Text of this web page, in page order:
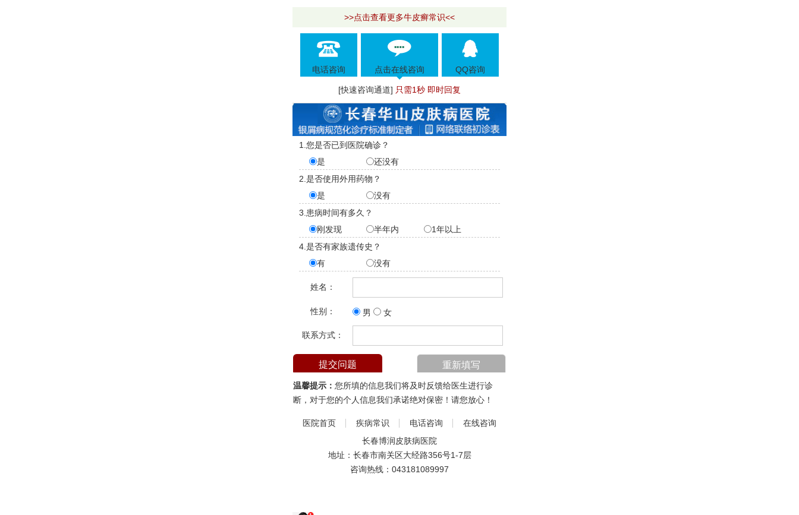
>>点击查看更多牛皮癣常识<<
电话咨询 点击在线咨询 QQ咨询
[快速咨询通道] 只需1秒 即时回复
1.您是否已到医院确诊？
是
还没有
2.是否使用外用药物？
是
没有
3.患病时间有多久？
刚发现
半年内
1年以上
4.是否有家族遗传史？
有
没有
姓名：
性别： 男 女
联系方式：
温馨提示： 您所填的信息我们将及时反馈给医生进行诊
断，对于您的个人信息我们承诺绝对保密！请您放心！
医院首页 疾病常识 电话咨询
在线咨询
长春博润皮肤病医院
地址：长春市南关区大经路356号1-7层
咨询热线： 043181089997